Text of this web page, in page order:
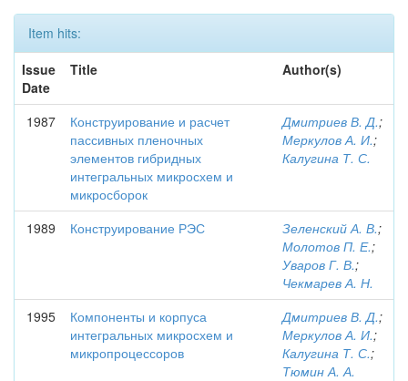
Item hits:
Issue
Date
Title Author(s)
1987
Конструирование и расчет
пассивных пленочных
элементов гибридных
интегральных микросхем и
микросборок
Дмитриев В. Д.;
Меркулов А. И.;
Калугина Т. С.
1989 Конструирование РЭС Зеленский А. В.;
Молотов П. Е.;
Уваров Г. В.;
Чекмарев А. Н.
1995
Компоненты и корпуса
интегральных микросхем и
микропроцессоров
Дмитриев В. Д.;
Меркулов А. И.;
Калугина Т. С.;
Тюмин А. А.